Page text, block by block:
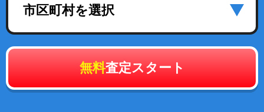
市区町村を選択
無料査定スタート